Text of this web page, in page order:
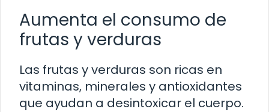
Aumenta el consumo de
frutas y verduras
Las frutas y verduras son ricas en
vitaminas, minerales y antioxidantes
que ayudan a desintoxicar el cuerpo.